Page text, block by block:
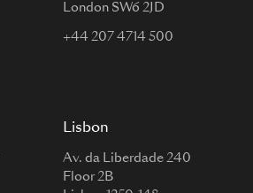
London SW6 2JD
+44 207 4714 500
Lisbon
Av. da Liberdade 240
Floor 2B